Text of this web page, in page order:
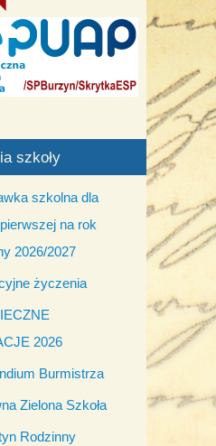
szkoły
szkolna dla
na rok
2026/2027
życzenia
2026
Burmistrza
Zielona Szkoła
Rodzinny